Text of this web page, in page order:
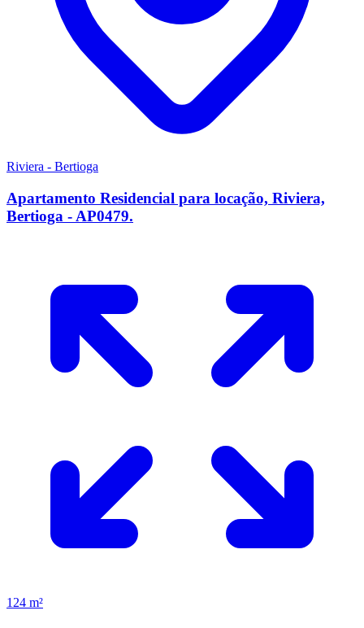
Riviera - Bertioga
Apartamento Residencial para locação, Riviera,
Bertioga - AP0479.
124 m²